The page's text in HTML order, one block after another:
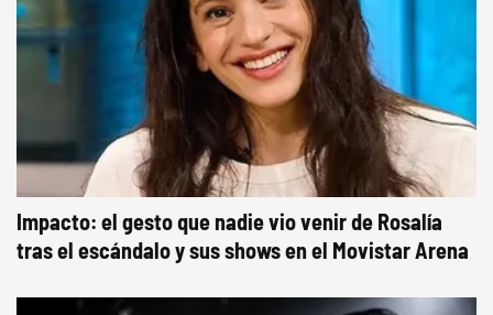
Impacto: el gesto que nadie vio venir de Rosalía
tras el escándalo y sus shows en el Movistar Arena